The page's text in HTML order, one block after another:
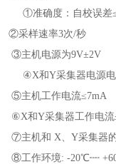
①准确度：自校误差≤
②采样速率3次/秒
③主机电源为9V±2V
④X和Y采集器电源电
⑤主机工作电流≤7mA
⑥X和Y采集器工作电流
⑦主机和 X、Y采集器
⑧工作环境: -20℃┉